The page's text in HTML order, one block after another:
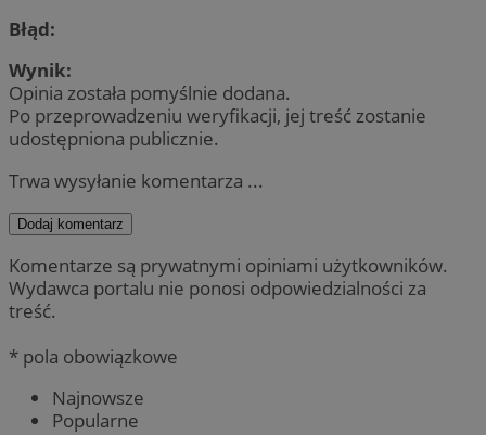
Błąd:
Wynik:
Opinia została pomyślnie dodana.
Po przeprowadzeniu weryfikacji, jej treść zostanie
udostępniona publicznie.
Trwa wysyłanie komentarza ...
Dodaj komentarz
Komentarze są prywatnymi opiniami użytkowników.
Wydawca portalu nie ponosi odpowiedzialności za
treść.
* pola obowiązkowe
Najnowsze
Popularne